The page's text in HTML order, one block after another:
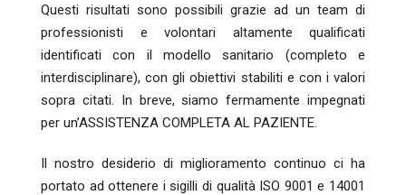
Questi risultati sono possibili grazie ad un team di
professionisti e volontari altamente qualificati
identificati con il modello sanitario (completo e
interdisciplinare), con gli obiettivi stabiliti e con i valori
sopra citati. In breve, siamo fermamente impegnati
per un’ASSISTENZA COMPLETA AL PAZIENTE.
Il nostro desiderio di miglioramento continuo ci ha
portato ad ottenere i sigilli di qualità ISO 9001 e 14001